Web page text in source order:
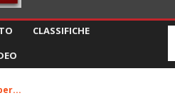
CLASSIFICHE